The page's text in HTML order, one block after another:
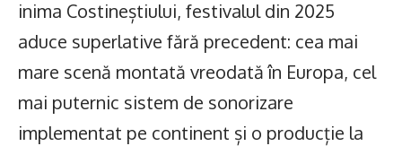
inima Costineștiului, festivalul din 2025
aduce superlative fără precedent: cea mai
mare scenă montată vreodată în Europa, cel
mai puternic sistem de sonorizare
implementat pe continent și o producție la